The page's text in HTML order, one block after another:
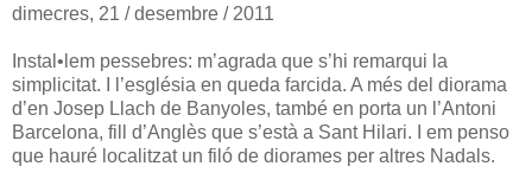
dimecres, 21 / desembre / 2011
Instal•lem pessebres: m’agrada que s’hi remarqui la
simplicitat. I l’església en queda farcida. A més del diorama
d’en Josep Llach de Banyoles, també en porta un l’Antoni
Barcelona, fill d’Anglès que s’està a Sant Hilari. I em penso
que hauré localitzat un filó de diorames per altres Nadals.